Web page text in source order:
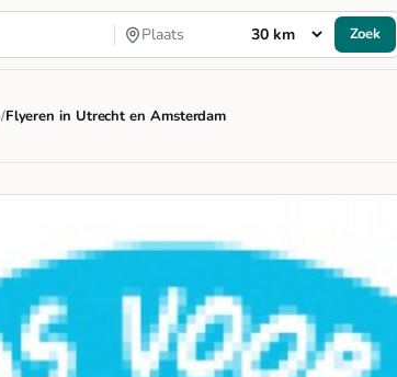
Zoek
/Flyeren in Utrecht en Amsterdam